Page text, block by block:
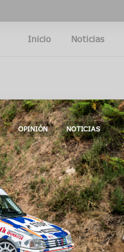
Inicio Noticias
OPINIÓN NOTICIAS